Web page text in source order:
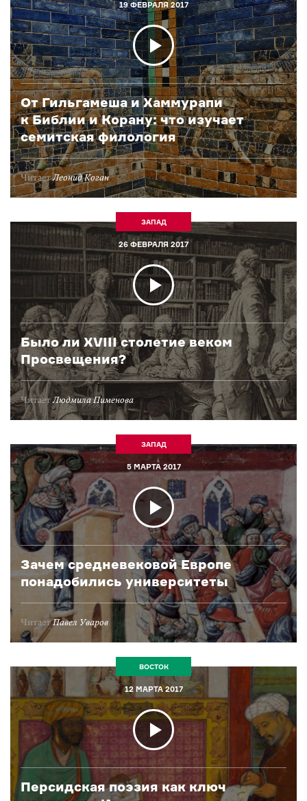
19 ФЕВРАЛЯ 2017
От Гильгамеша и Хаммурапи
к Библии и Корану: что изучает
семитская филология
ЧитаетЛеонид Коган
ЗАПАД
26 ФЕВРАЛЯ 2017
Было ли XVIII столетие веком
Просвещения?
ЧитаетЛюдмила Пименова
ЗАПАД
5 МАРТА 2017
Зачем средневековой Европе
понадобились университеты
ЧитаетПавел Уваров
ВОСТОК
12 МАРТА 2017
Персидская поэзия как ключ